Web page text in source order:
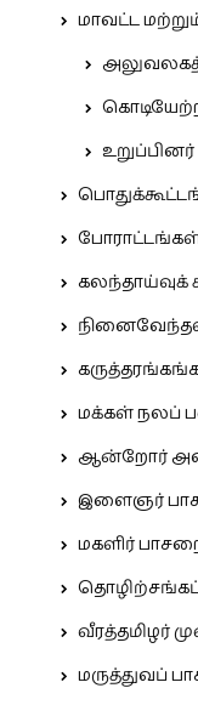
மாவட்ட
அலுவலகத்
கலந்தாய்வுக்
மக்கள் நலப்
ஆன்றோர்
இளைஞர்
மகளிர்
வீரத்தமிழர்
மருத்துவப்